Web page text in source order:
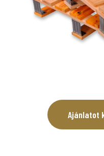
Ajánlatot